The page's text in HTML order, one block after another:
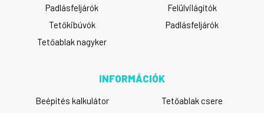
Padlásfeljárók
Felülvilágítók
Tetőkibúvók
Padlásfeljárók
Tetőablak nagyker
INFORMÁCIÓK
Beépítés kalkulátor
Tetőablak csere